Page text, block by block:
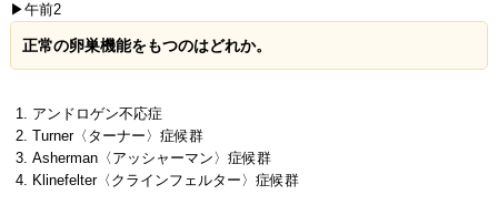
▶午前2
正常の卵巣機能をもつのはどれか。
アンドロゲン不応症
Turner〈ターナー〉症候群
Asherman〈アッシャーマン〉症候群
Klinefelter〈クラインフェルター〉症候群